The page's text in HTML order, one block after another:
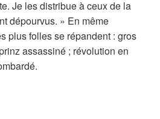
Je les distribue à ceux de la
dépourvus. » En même
plus folles se répandent : gros
assassiné ; révolution en